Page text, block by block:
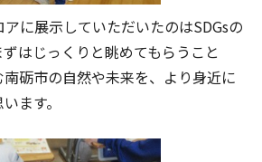
に展示していただいたのはSDGsの
はじっくりと眺めてもらうこと
砺市の自然や未来を、より身近に
ます。